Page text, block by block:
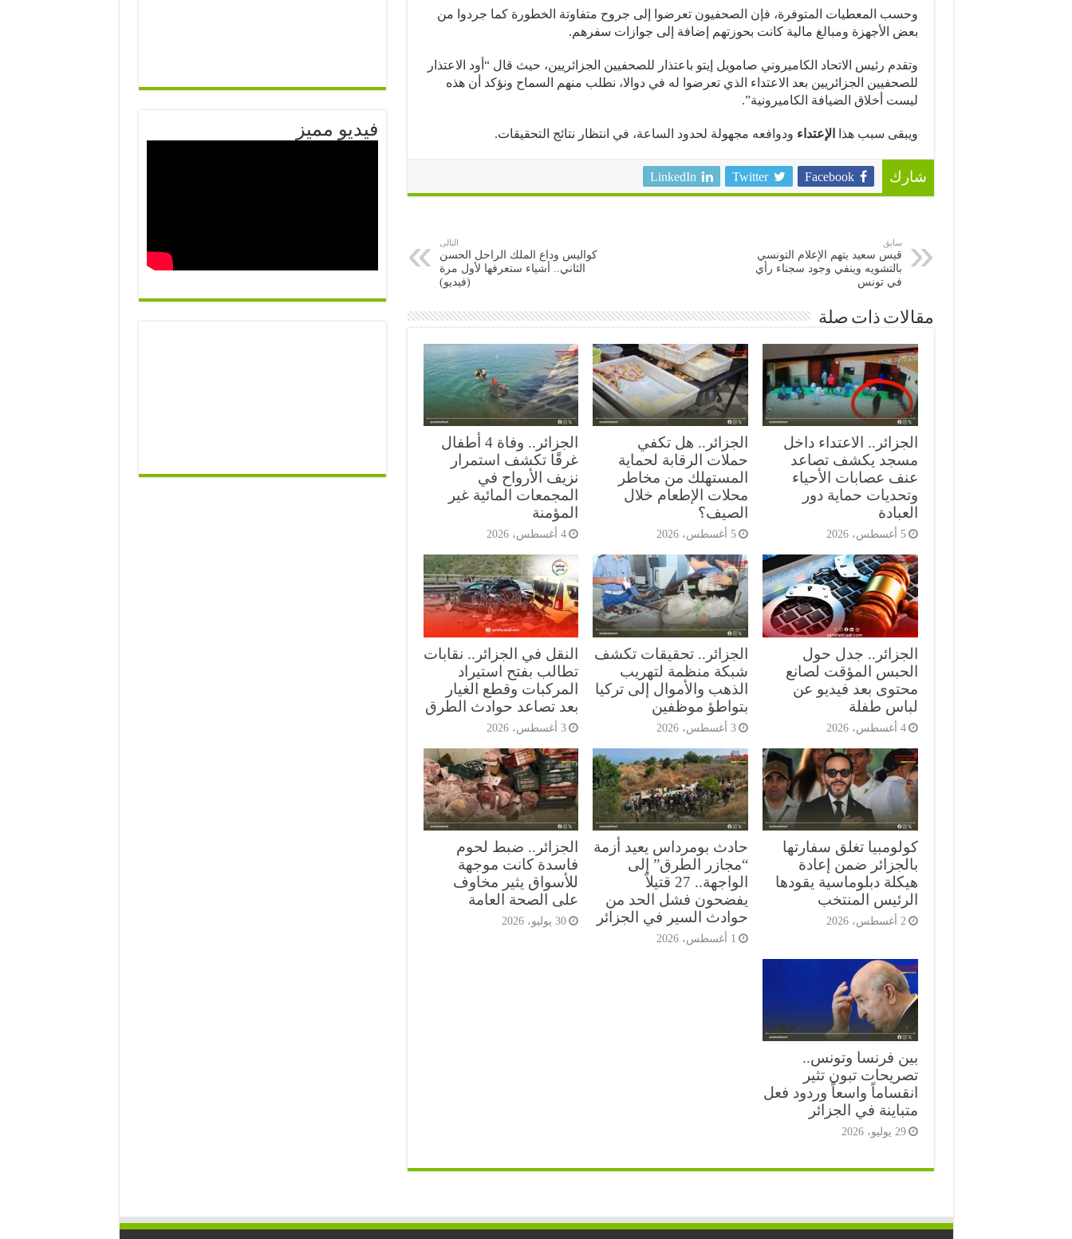
وحسب المعطيات المتوفرة، فإن الصحفيون تعرضوا إلى جروح متفاوتة الخطورة كما جردوا من
بعض الأجهزة ومبالغ مالية كانت بحوزتهم إضافة إلى جوازات سفرهم.
وتقدم رئيس الاتحاد الكاميروني صامويل إيتو باعتذار للصحفيين الجزائريين، حيث قال “أود الاعتذار
للصحفيين الجزائريين بعد الاعتداء الذي تعرضوا له في دوالا، نطلب منهم السماح ونؤكد أن هذه
ليست أخلاق الضيافة الكاميرونية”.
ويبقى سبب هذا الإعتداء ودوافعه مجهولة لحدود الساعة، في انتظار نتائج التحقيقات.
شارك Facebook
Twitter
LinkedIn
سابق
قيس سعيد يتهم الإعلام التونسي
بالتشويه وينفي وجود سجناء رأي
في تونس
التالى
كواليس وداع الملك الراحل الحسن
الثاني.. أشياء ستعرفها لأول مرة
(فيديو)
مقالات ذات صلة
الجزائر.. الاعتداء داخل
مسجد يكشف تصاعد
عنف عصابات الأحياء
وتحديات حماية دور
العبادة
5 أغسطس، 2026
الجزائر.. هل تكفي
حملات الرقابة لحماية
المستهلك من مخاطر
محلات الإطعام خلال
الصيف؟
5 أغسطس، 2026
الجزائر.. وفاة 4 أطفال
غرقًا تكشف استمرار
نزيف الأرواح في
المجمعات المائية غير
المؤمنة
4 أغسطس، 2026
الجزائر.. جدل حول
الحبس المؤقت لصانع
محتوى بعد فيديو عن
لباس طفلة
4 أغسطس، 2026
الجزائر.. تحقيقات تكشف
شبكة منظمة لتهريب
الذهب والأموال إلى تركيا
بتواطؤ موظفين
3 أغسطس، 2026
النقل في الجزائر.. نقابات
تطالب بفتح استيراد
المركبات وقطع الغيار
بعد تصاعد حوادث الطرق
3 أغسطس، 2026
كولومبيا تغلق سفارتها
بالجزائر ضمن إعادة
هيكلة دبلوماسية يقودها
الرئيس المنتخب
2 أغسطس، 2026
حادث بومرداس يعيد أزمة
“مجازر الطرق” إلى
الواجهة.. 27 قتيلاً
يفضحون فشل الحد من
حوادث السير في الجزائر
1 أغسطس، 2026
الجزائر.. ضبط لحوم
فاسدة كانت موجهة
للأسواق يثير مخاوف
على الصحة العامة
30 يوليو، 2026
بين فرنسا وتونس..
تصريحات تبون تثير
انقساماً واسعاً وردود فعل
متباينة في الجزائر
29 يوليو، 2026
فيديو مميز